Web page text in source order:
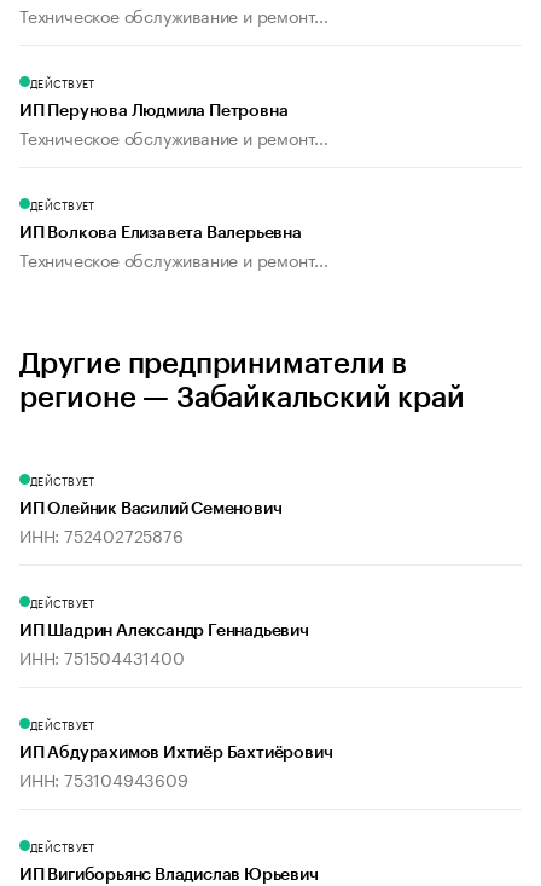
Техническое обслуживание и ремонт...
ДЕЙСТВУЕТ
ИП Перунова Людмила Петровна
Техническое обслуживание и ремонт...
ДЕЙСТВУЕТ
ИП Волкова Елизавета Валерьевна
Техническое обслуживание и ремонт...
Другие предприниматели в
регионе — Забайкальский край
ДЕЙСТВУЕТ
ИП Олейник Василий Семенович
ИНН: 752402725876
ДЕЙСТВУЕТ
ИП Шадрин Александр Геннадьевич
ИНН: 751504431400
ДЕЙСТВУЕТ
ИП Абдурахимов Ихтиёр Бахтиёрович
ИНН: 753104943609
ДЕЙСТВУЕТ
ИП Вигиборьянс Владислав Юрьевич